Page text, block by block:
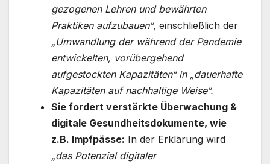
gezogenen Lehren und bewährten
Praktiken aufzubauen“, einschließlich der
„Umwandlung der während der Pandemie
entwickelten, vorübergehend
aufgestockten Kapazitäten“ in „dauerhafte
Kapazitäten auf nachhaltige Weise“.
Sie fordert verstärkte Überwachung &
digitale Gesundheitsdokumente, wie
z.B. Impfpässe: In der Erklärung wird
„das Potenzial digitaler